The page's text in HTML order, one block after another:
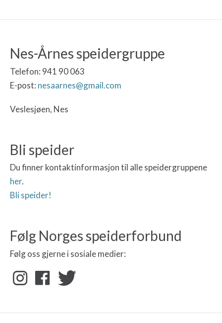
Nes-Årnes speidergruppe
Telefon: 941 90 063
E-post: nesaarnes@gmail.com
Veslesjøen, Nes
Bli speider
Du finner kontaktinformasjon til alle speidergruppene
her.
Bli speider!
Følg Norges speiderforbund
Følg oss gjerne i sosiale medier: